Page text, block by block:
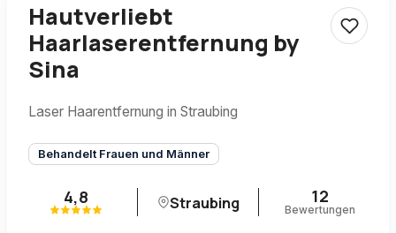
Hautverliebt
Haarlaserentfernung by
Sina
Laser Haarentfernung in Straubing
Behandelt Frauen und Männer
4,8 Straubing 12
Bewertungen